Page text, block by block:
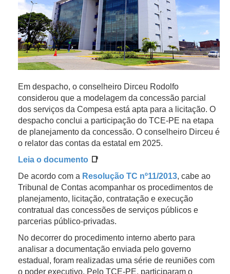
Em despacho, o conselheiro Dirceu Rodolfo
considerou que a modelagem da concessão parcial
dos serviços da Compesa está apta para a licitação. O
despacho conclui a participação do TCE-PE na etapa
de planejamento da concessão. O conselheiro Dirceu é
o relator das contas da estatal em 2025.
Leia o documento 📑
De acordo com a Resolução TC nº11/2013, cabe ao
Tribunal de Contas acompanhar os procedimentos de
planejamento, licitação, contratação e execução
contratual das concessões de serviços públicos e
parcerias público-privadas.
No decorrer do procedimento interno aberto para
analisar a documentação enviada pelo governo
estadual, foram realizadas uma série de reuniões com
o poder executivo. Pelo TCE-PE, participaram o